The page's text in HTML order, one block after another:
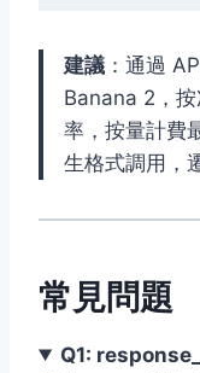
建議 ：通過
Banana 2，
率，按量計費
生格式調用，
常見問題
Q1: